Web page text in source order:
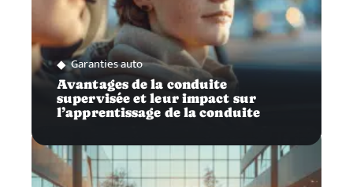
Garanties auto
Avantages de la conduite
supervisée et leur impact sur
l’apprentissage de la conduite